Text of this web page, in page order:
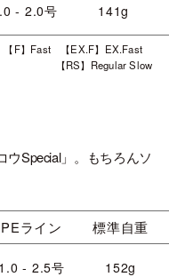
- 2.0号 141g
F】Fast 【EX.F】EX.Fast
【RS】Regular Slow
Special」。もちろんソ
PEライン 標準自重
1.0 - 2.5号 152g